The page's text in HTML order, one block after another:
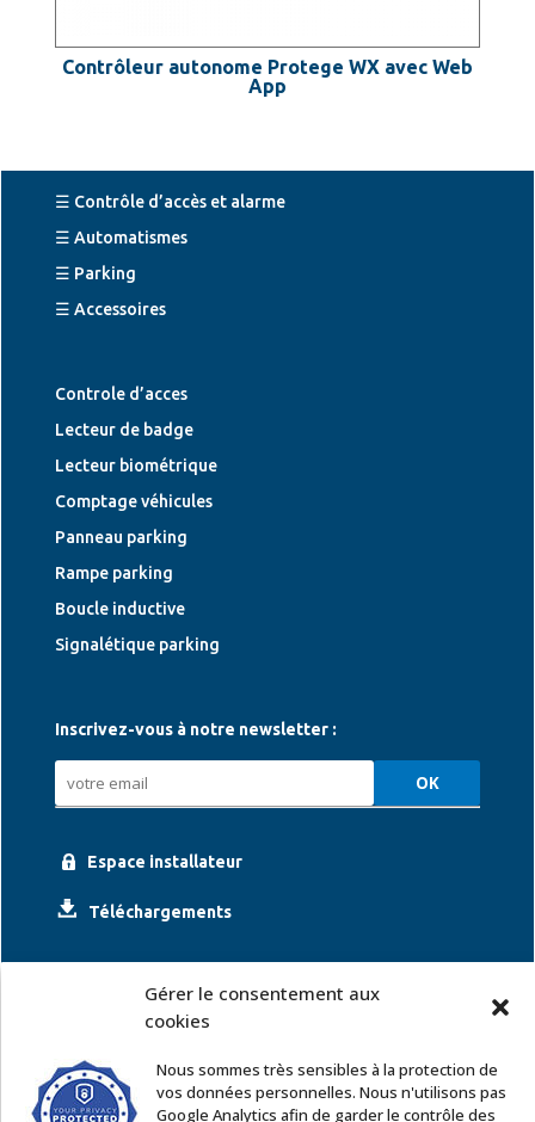
Gérer le consentement aux
cookies
Nous sommes très sensibles à la protection de
vos données personnelles. Nous n'utilisons pas
Google Analytics afin de garder le contrôle des
Contrôleur autonome Protege WX avec Web
App
☰ Contrôle d’accès et alarme
☰ Automatismes
☰ Parking
☰ Accessoires
Controle d’acces
Lecteur de badge
Lecteur biométrique
Comptage véhicules
Panneau parking
Rampe parking
Boucle inductive
Signalétique parking
Inscrivez-vous à notre newsletter :
Espace installateur
Téléchargements